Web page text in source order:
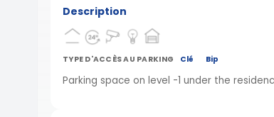
Description
TYPE D'ACCÈS AU PARKING Clé Bip
Parking space on level -1 under the